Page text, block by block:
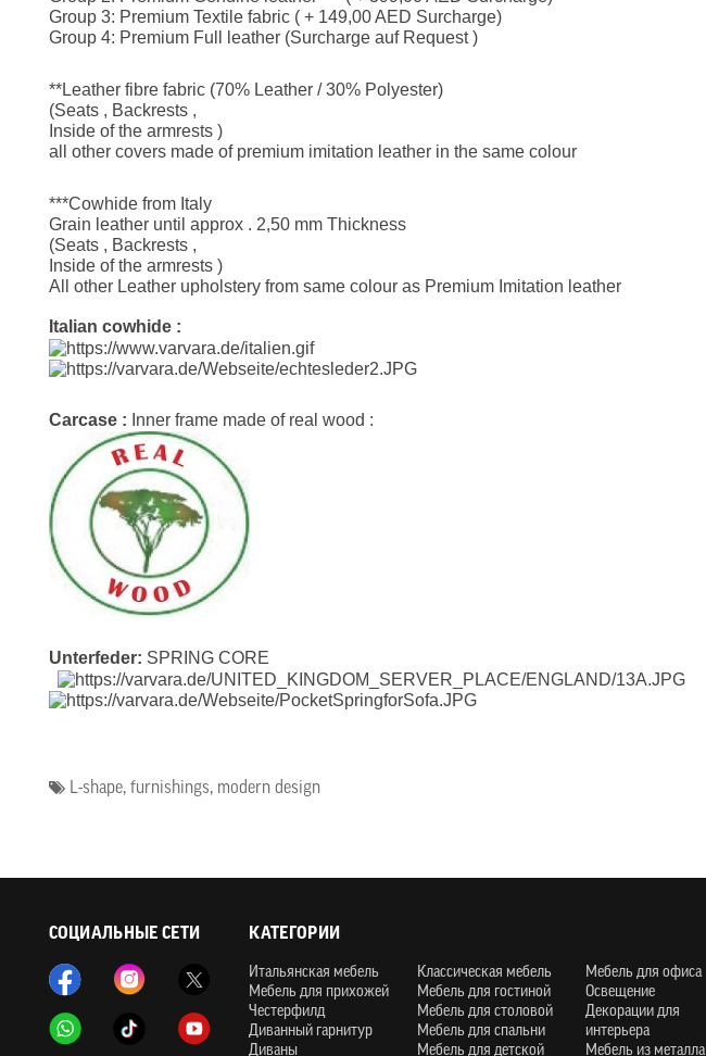
Group 3: Premium Textile fabric ( + 149,00 AED Surcharge)
Group 4: Premium Full leather (Surcharge auf Request )
**Leather fibre fabric (70% Leather / 30% Polyester)
(Seats , Backrests ,
Inside of the armrests )
all other covers made of premium imitation leather in the same colour
***Cowhide from Italy
Grain leather until approx . 2,50 mm Thickness
(Seats , Backrests ,
Inside of the armrests )
All other Leather upholstery from same colour as Premium Imitation leather
Italian cowhide :
Carcase : Inner frame made of real wood :
Unterfeder: SPRING CORE
L-shape, furnishings, modern design
СОЦИАЛЬНЫЕ СЕТИ КАТЕГОРИИ
Итальянская мебель
Мебель для прихожей
Честерфилд
Диванный гарнитур
Диваны
Классическая мебель
Мебель для гостиной
Мебель для столовой
Мебель для спальни
Мебель для детской
Мебель для офиса
Освещение
Декорации для
интерьера
Мебель из металла